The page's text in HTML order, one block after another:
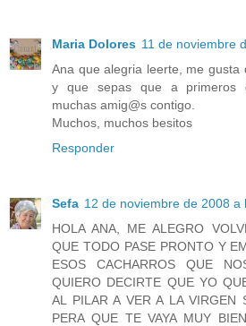
Maria Dolores 11 de noviembre
Ana que alegria leerte, me gusta
y que sepas que a primeros
muchas amig@s contigo.
Muchos, muchos besitos
Responder
Sefa 12 de noviembre de 2008 a
HOLA ANA, ME ALEGRO
QUE TODO PASE PRONTO Y
ESOS CACHARROS QUE
QUIERO DECIRTE QUE YO
AL PILAR A VER A LA VIRGEN
PERA QUE TE VAYA MUY